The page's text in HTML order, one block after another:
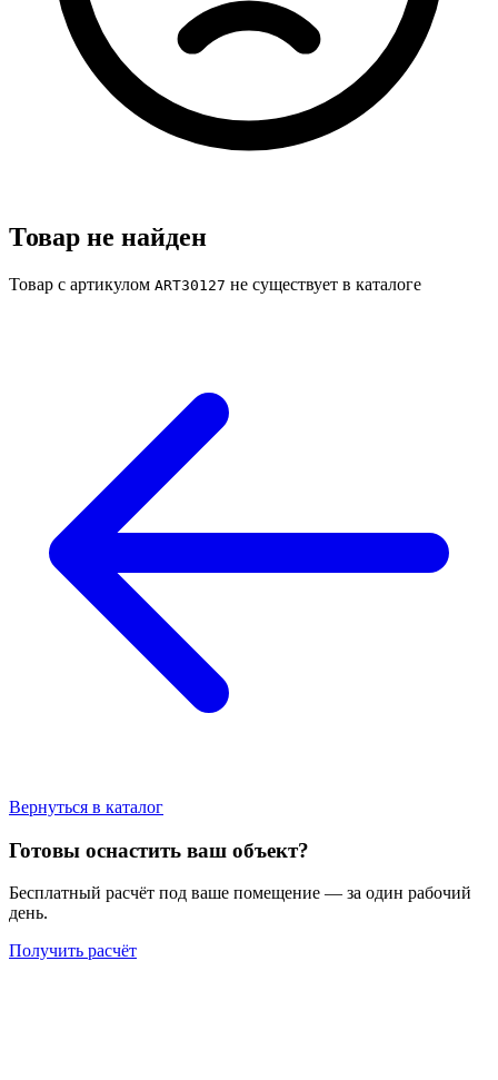
Товар не найден
Товар с артикулом ART30127 не существует в каталоге
Вернуться в каталог
Готовы оснастить ваш объект?
Бесплатный расчёт под ваше помещение — за один рабочий
день.
Получить расчёт